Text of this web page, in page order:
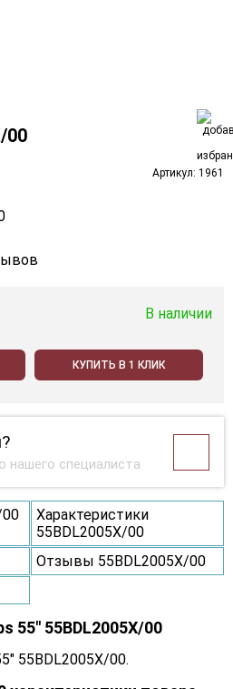
00
Артикул: 1961
В наличии
КУПИТЬ В 1 КЛИК
нашего специалиста
Характеристики
55BDL2005X/00
Отзывы 55BDL2005X/00
55" 55BDL2005X/00
55BDL2005X/00.